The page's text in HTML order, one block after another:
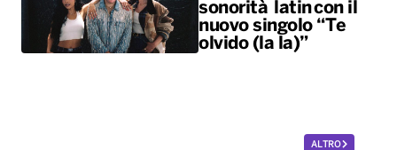
sonorità latin con il
nuovo singolo “Te
olvido (la la)”
ALTRO